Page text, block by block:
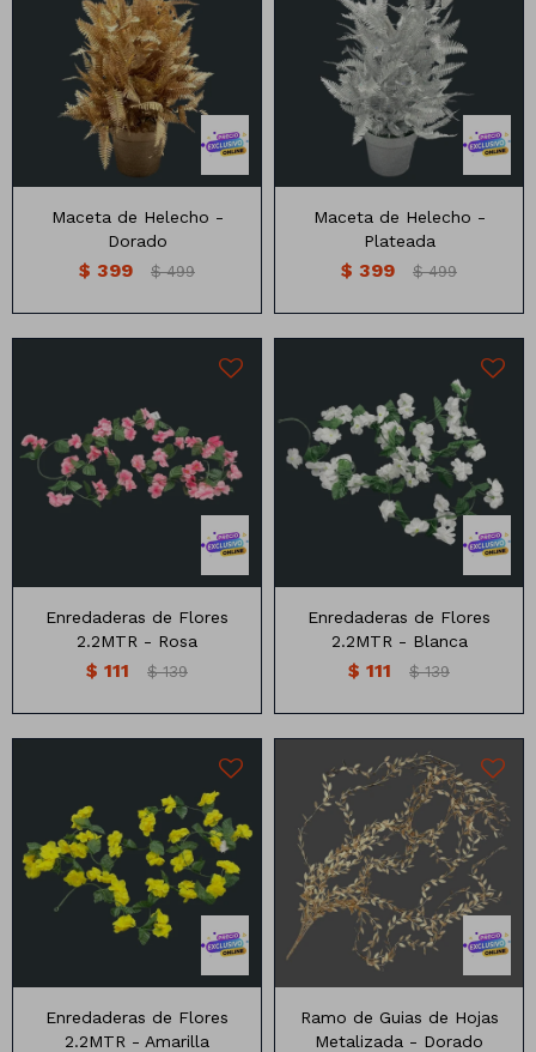
35 cm
Maceta de Helecho -
Dorado
$ 399 $ 499
35 cm
Maceta de Helecho -
Plateada
$ 399 $ 499
Enredaderas de Flores
2.2MTR - Rosa
$ 111 $ 139
Enredaderas de Flores
2.2MTR - Blanca
$ 111 $ 139
Enredaderas de Flores
2.2MTR - Amarilla
1 metro de largo
Ramo de Guias de Hojas
Metalizada - Dorado